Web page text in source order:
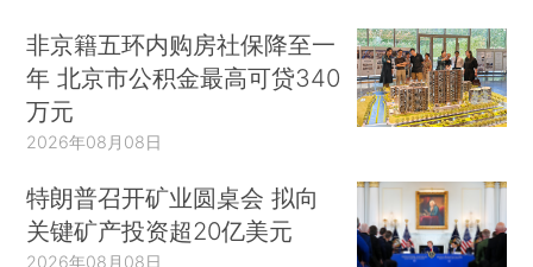
非京籍五环内购房社保降至一
年 北京市公积金最高可贷340
万元
2026年08月08日
特朗普召开矿业圆桌会 拟向
关键矿产投资超20亿美元
2026年08月08日